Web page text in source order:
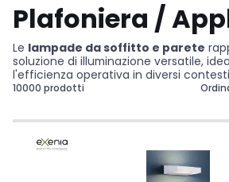
Plafoniera /
Le lampade da soffitto e parete
soluzione di illuminazione versatile,
l'efficienza operativa in diversi
non solo forniscono un'illuminazione
l'estetica degli ambienti. Disponibili in
parete si adattano perfettamente alle
architettoniche e di interior design,
un'illuminazione funzionale senza
10000 prodotti